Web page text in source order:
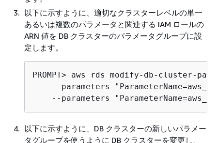
以下に示すように、適切なクラスターレベルの単一
あるいは複数のパラメータと関連する IAM ロールの
ARN 値を DB クラスターのパラメータグループに設
定します。
PROMPT> aws rds modify-db-cluster-
--parameters
--parameters
以下に示すように、DB クラスターの新しいパラメー
タグループを使うように DB クラスターを変更し、